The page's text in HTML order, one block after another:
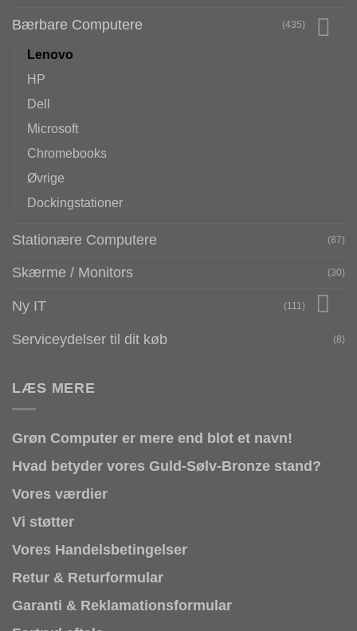
Bærbare Computere (435)
Lenovo
HP
Dell
Microsoft
Chromebooks
Øvrige
Dockingstationer
Stationære Computere (87)
Skærme / Monitors (30)
Ny IT (111)
Serviceydelser til dit køb (8)
LÆS MERE
Grøn Computer er mere end blot et navn!
Hvad betyder vores Guld-Sølv-Bronze stand?
Vores værdier
Vi støtter
Vores Handelsbetingelser
Retur & Returformular
Garanti & Reklamationsformular